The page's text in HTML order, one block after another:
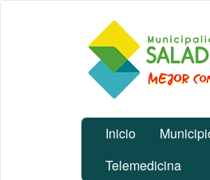
Municipalidad
de Saladillo
Inicio
Telemedicina